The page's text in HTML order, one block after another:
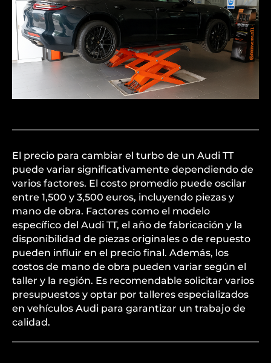
El precio para cambiar el turbo de un Audi TT
puede variar significativamente dependiendo de
varios factores. El costo promedio puede oscilar
entre 1,500 y 3,500 euros, incluyendo piezas y
mano de obra. Factores como el modelo
específico del Audi TT, el año de fabricación y la
disponibilidad de piezas originales o de repuesto
pueden influir en el precio final. Además, los
costos de mano de obra pueden variar según el
taller y la región. Es recomendable solicitar varios
presupuestos y optar por talleres especializados
en vehículos Audi para garantizar un trabajo de
calidad.